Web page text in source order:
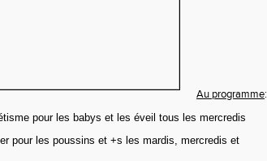
Au programme:
pour les babys et les éveil tous les mercredis
pour les poussins et +s les mardis, mercredis et